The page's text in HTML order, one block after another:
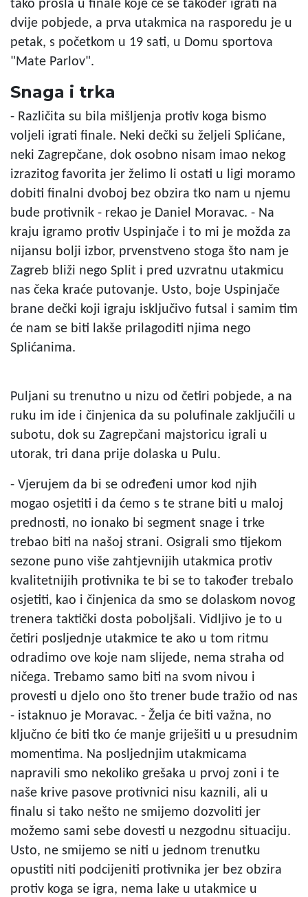
tako prošla u finale koje će se također igrati na
dvije pobjede, a prva utakmica na rasporedu je u
petak, s početkom u 19 sati, u Domu sportova
"Mate Parlov".
Snaga i trka
- Različita su bila mišljenja protiv koga bismo
voljeli igrati finale. Neki dečki su željeli Splićane,
neki Zagrepčane, dok osobno nisam imao nekog
izrazitog favorita jer želimo li ostati u ligi moramo
dobiti finalni dvoboj bez obzira tko nam u njemu
bude protivnik - rekao je Daniel Moravac. - Na
kraju igramo protiv Uspinjače i to mi je možda za
nijansu bolji izbor, prvenstveno stoga što nam je
Zagreb bliži nego Split i pred uzvratnu utakmicu
nas čeka kraće putovanje. Usto, boje Uspinjače
brane dečki koji igraju isključivo futsal i samim tim
će nam se biti lakše prilagoditi njima nego
Splićanima.
Puljani su trenutno u nizu od četiri pobjede, a na
ruku im ide i činjenica da su polufinale zaključili u
subotu, dok su Zagrepčani majstoricu igrali u
utorak, tri dana prije dolaska u Pulu.
- Vjerujem da bi se određeni umor kod njih
mogao osjetiti i da ćemo s te strane biti u maloj
prednosti, no ionako bi segment snage i trke
trebao biti na našoj strani. Osigrali smo tijekom
sezone puno više zahtjevnijih utakmica protiv
kvalitetnijih protivnika te bi se to također trebalo
osjetiti, kao i činjenica da smo se dolaskom novog
trenera taktički dosta poboljšali. Vidljivo je to u
četiri posljednje utakmice te ako u tom ritmu
odradimo ove koje nam slijede, nema straha od
ničega. Trebamo samo biti na svom nivou i
provesti u djelo ono što trener bude tražio od nas
- istaknuo je Moravac. - Želja će biti važna, no
ključno će biti tko će manje griješiti u u presudnim
momentima. Na posljednjim utakmicama
napravili smo nekoliko grešaka u prvoj zoni i te
naše krive pasove protivnici nisu kaznili, ali u
finalu si tako nešto ne smijemo dozvoliti jer
možemo sami sebe dovesti u nezgodnu situaciju.
Usto, ne smijemo se niti u jednom trenutku
opustiti niti podcijeniti protivnika jer bez obzira
protiv koga se igra, nema lake u utakmice u